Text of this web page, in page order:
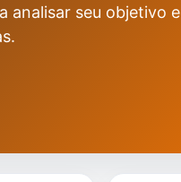
analisar seu objetivo e